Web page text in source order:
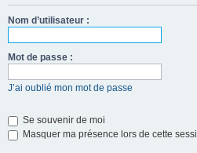
Nom d’utilisateur :
Mot de passe :
J’ai oublié mon mot de passe
Se souvenir de moi
Masquer ma présence lors de cette